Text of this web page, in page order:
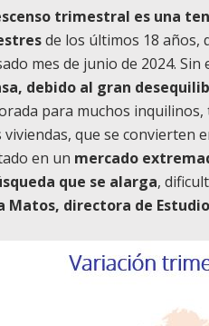
trimestral es una
de los últimos 18 años,
mes de junio de 2024. Sin
debido al gran
para muchos
viviendas, que se convierten
en un mercado
que se alarga,
Matos, directora de